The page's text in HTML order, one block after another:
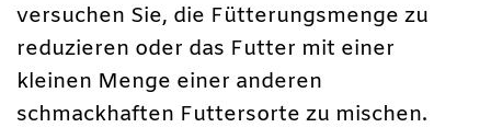
versuchen Sie, die Fütterungsmenge zu
reduzieren oder das Futter mit einer
kleinen Menge einer anderen
schmackhaften Futtersorte zu mischen.